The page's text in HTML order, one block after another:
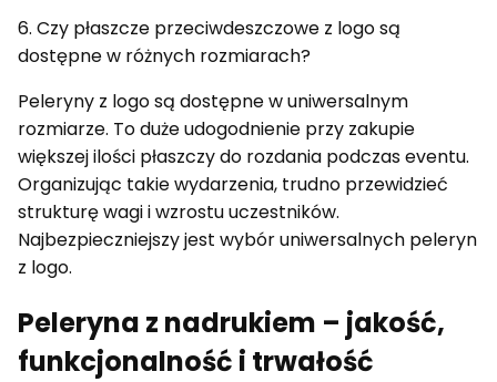
6. Czy płaszcze przeciwdeszczowe z logo są
dostępne w różnych rozmiarach?
Peleryny z logo są dostępne w uniwersalnym
rozmiarze. To duże udogodnienie przy zakupie
większej ilości płaszczy do rozdania podczas eventu.
Organizując takie wydarzenia, trudno przewidzieć
strukturę wagi i wzrostu uczestników.
Najbezpieczniejszy jest wybór uniwersalnych peleryn
z logo.
Peleryna z nadrukiem – jakość,
funkcjonalność i trwałość